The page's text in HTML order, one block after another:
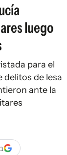
luego
para el
delitos de lesa
ante la